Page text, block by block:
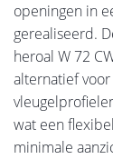
openingen in
gerealiseerd.
heroal W 72
alternatief
wat een
minimale